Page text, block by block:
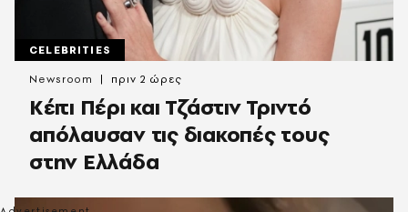
CELEBRITIES
Κέιτι Πέρι και Τζάστιν Τριντό
απόλαυσαν τις διακοπές τους
στην Ελλάδα
Newsroom πριν 2 ώρες